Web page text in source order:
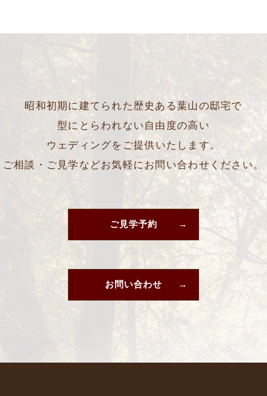
昭和初期に建てられた歴史ある葉山の邸宅で
型にとらわれない自由度の高い
ウェディングをご提供いたします。
ご相談・ご見学などお気軽にお問い合わせください。
ご見学予約
お問い合わせ